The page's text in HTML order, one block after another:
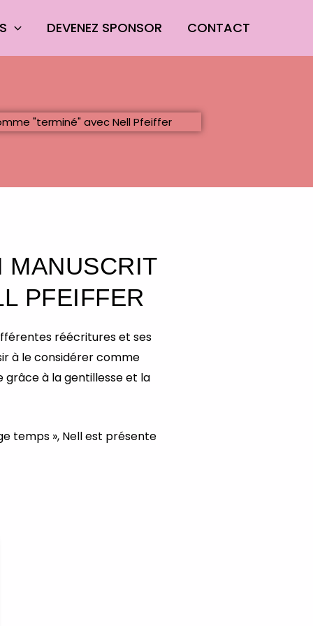
DEVENEZ SPONSOR CONTACT
MANUSCRIT
PFEIFFER
réécritures et ses
à le considérer comme
grâce à la gentillesse et la
temps », Nell est présente